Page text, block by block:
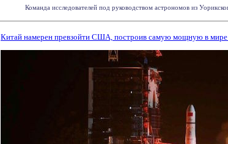
Команда исследователей под руководством астрономов из
Китай намерен превзойти США, построив самую мощную в мире